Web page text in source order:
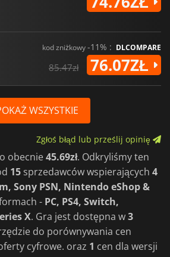
kod zniżkowy-11% : DLCOMPARE
85.47zł 76.07ZŁ
WSZYSTKIE
Zgłoś błąd lub prześlij opinię
obecnie45.69zł. Odkryliśmy ten
15 sprzedawców wspierających 4
Sony PSN, Nintendo eShop &
- PC, PS4, Switch,
X. Gra jest dostępna w3
do porównywania cen
cyfrowe. oraz 1 cen dla wersji